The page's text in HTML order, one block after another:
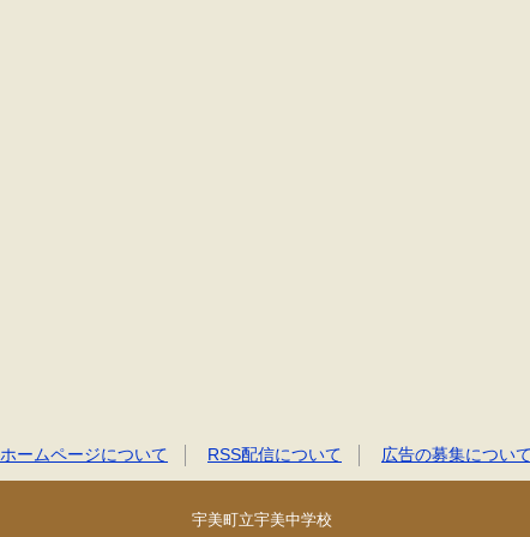
ームページについて RSS配信について 広告の募集につい
宇美町立宇美中学校